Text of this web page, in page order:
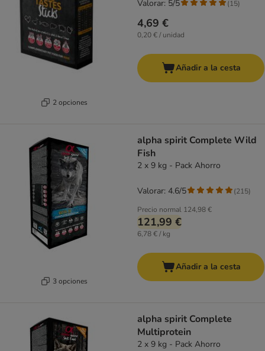
2 opciones
4,69 €
0,20 € / unidad
Valorar: 5/5 (15)
Añadir a la cesta
3 opciones
alpha spirit Complete Wild
Fish
2 x 9 kg - Pack Ahorro
Precio normal 124,98 €
121,99 €
6,78 € / kg
Valorar: 4.6/5 (215)
Añadir a la cesta
alpha spirit Complete
Multiprotein
2 x 9 kg - Pack Ahorro